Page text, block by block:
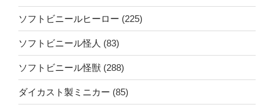
ソフトビニールヒーロー (225)
ソフトビニール怪人 (83)
ソフトビニール怪獣 (288)
ダイカスト製ミニカー (85)